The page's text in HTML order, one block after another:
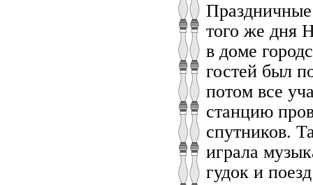
того же дня
в доме
гостей был
потом все
станцию
спутников.
играла
гудок и